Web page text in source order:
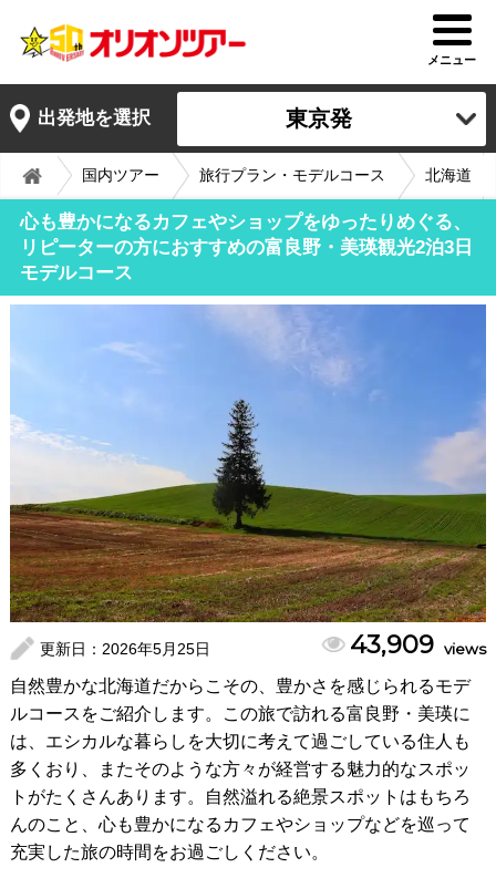
メニュー
出発地を選択 東京発
国内ツアー 旅行プラン・モデルコース 北海道
心も豊かになるカフェやショップをゆったりめぐる、
リピーターの方におすすめの富良野・美瑛観光2泊3日
モデルコース
更新日： 2026年5月25日 43,909 views
自然豊かな北海道だからこその、豊かさを感じられるモデ
ルコースをご紹介します。この旅で訪れる富良野・美瑛に
は、エシカルな暮らしを大切に考えて過ごしている住人も
多くおり、またそのような方々が経営する魅力的なスポッ
トがたくさんあります。自然溢れる絶景スポットはもちろ
んのこと、心も豊かになるカフェやショップなどを巡って
充実した旅の時間をお過ごしください。